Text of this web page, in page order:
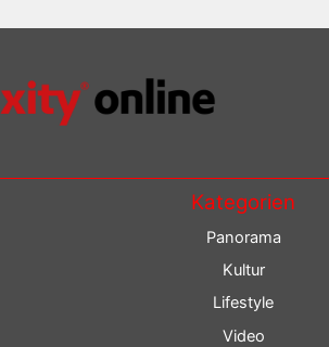
Kategorien
Panorama
Kultur
Lifestyle
Video